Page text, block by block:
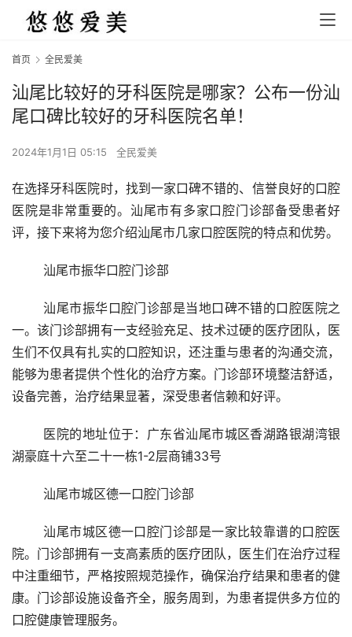
首页 全民爱美
汕尾比较好的牙科医院是哪家？公布一份汕
尾口碑比较好的牙科医院名单！
2024年1月1日 05:15 全民爱美
在选择牙科医院时，找到一家口碑不错的、信誉良好的口腔
医院是非常重要的。汕尾市有多家口腔门诊部备受患者好
	汕尾市振华口腔门诊部
一。该门诊部拥有一支经验充足、技术过硬的医疗团队，医
生们不仅具有扎实的口腔知识，还注重与患者的沟通交流，
能够为患者提供个性化的治疗方案。门诊部环境整洁舒适，
设备完善，治疗结果显著，深受患者信赖和好评。
湖豪庭十六至二十一栋1-2层商铺33号
	汕尾市城区德一口腔门诊部
院。门诊部拥有一支高素质的医疗团队，医生们在治疗过程
中注重细节，严格按照规范操作，确保治疗结果和患者的健
康。门诊部设施设备齐全，服务周到，为患者提供多方位的
口腔健康管理服务。